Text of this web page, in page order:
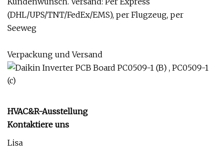
(DHL/UPS/TNT/FedEx/EMS), per Flugzeug, per
Seeweg
Verpackung und Versand
HVAC&R-Ausstellung
Kontaktiere uns
Lisa